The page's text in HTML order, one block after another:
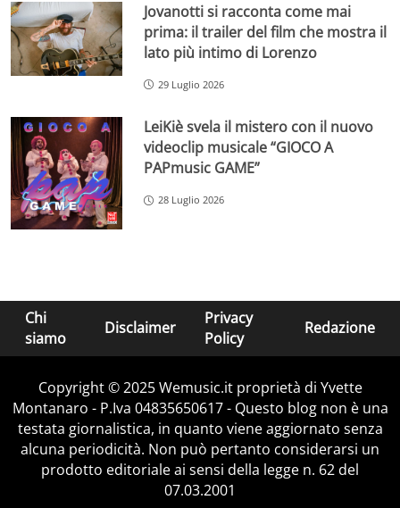
Jovanotti si racconta come mai
prima: il trailer del film che mostra il
lato più intimo di Lorenzo
29 Luglio 2026
LeiKiè svela il mistero con il nuovo
videoclip musicale “GIOCO A
PAPmusic GAME”
28 Luglio 2026
Chi
siamo
Disclaimer
Privacy
Policy
Redazione
Copyright © 2025 Wemusic.it proprietà di Yvette
Montanaro - P.Iva 04835650617 - Questo blog non è una
testata giornalistica, in quanto viene aggiornato senza
alcuna periodicità. Non può pertanto considerarsi un
prodotto editoriale ai sensi della legge n. 62 del
07.03.2001